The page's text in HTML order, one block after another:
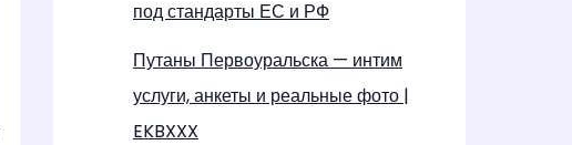
под стандарты ЕС и РФ
Путаны Первоуральска — интим
услуги, анкеты и реальные фото |
EKBXXX